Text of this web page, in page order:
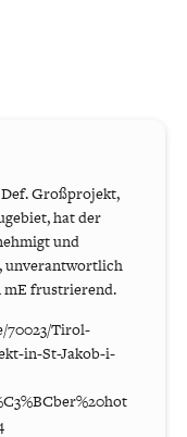
Großprojekt,
hat der
und
unverantwortlich
mE frustrierend.
70023/Tirol-
in-St-Jakob-i-